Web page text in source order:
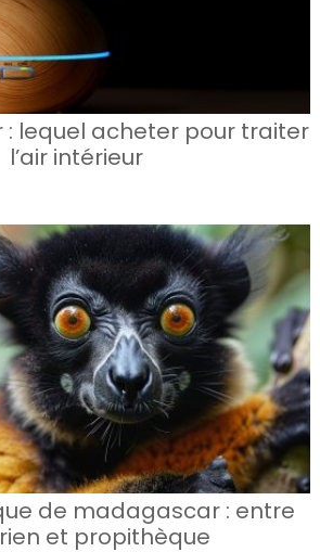
: lequel acheter pour traiter
l’air intérieur
de madagascar : entre
et propithèque